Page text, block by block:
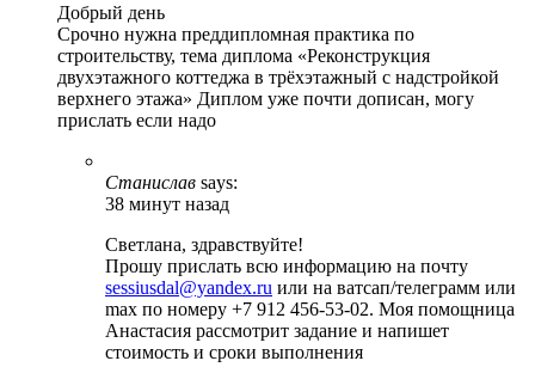
Добрый день
Срочно нужна преддипломная практика по
строительству, тема диплома «Реконструкция
двухэтажного коттеджа в трёхэтажный с надстройкой
верхнего этажа» Диплом уже почти дописан, могу
прислать если надо
Станислав says:
38 минут назад
Светлана, здравствуйте!
Прошу прислать всю информацию на почту
sessiusdal@yandex.ru или на ватсап/телеграмм или
max по номеру +7 912 456-53-02. Моя помощница
Анастасия рассмотрит задание и напишет
стоимость и сроки выполнения